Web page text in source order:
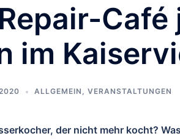
Café
im
ALLGEMEIN , VERANSTALTUNGEN
der nicht mehr kocht?